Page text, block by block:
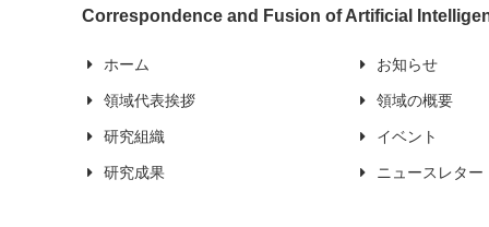
Correspondence and Fusion of Artificial
ホーム お知らせ
領域代表挨拶 領域の概要
研究組織 イベント
研究成果 ニュースレター